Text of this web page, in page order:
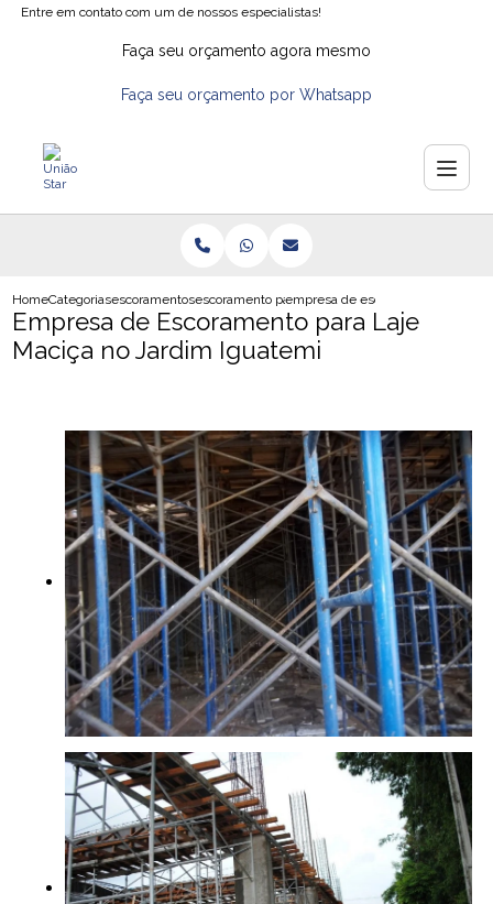
Entre em contato com um de nossos especialistas!
Faça seu orçamento agora mesmo
Faça seu orçamento por Whatsapp
HomeCategoriasescoramentosescoramento para construcao civil
empresa de escoramento para
Empresa de Escoramento para Laje
Maciça no Jardim Iguatemi